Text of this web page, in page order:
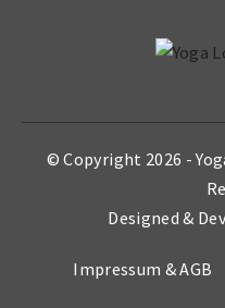
© Copyright 2026 -
Designed &
Impressum & AGB